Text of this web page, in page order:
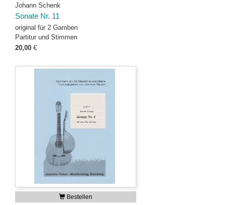
Johann Schenk
Sonate Nr. 11
original für 2 Gamben
Partitur und Stimmen
20,00 €
Bestellen